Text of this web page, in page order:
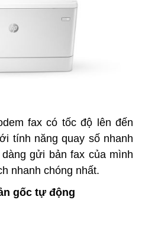
fax có tốc độ lên đến
tính năng quay số nhanh
gửi bản fax của mình
nhanh chóng nhất.
gốc tự động